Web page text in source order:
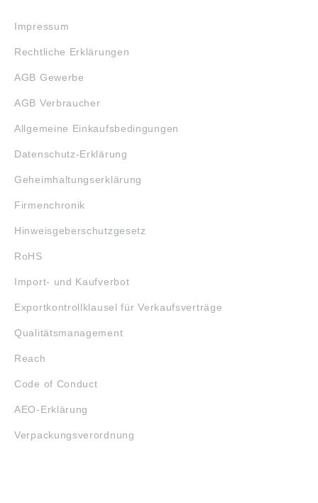
Impressum
Rechtliche Erklärungen
AGB Gewerbe
AGB Verbraucher
Allgemeine Einkaufsbedingungen
Datenschutz-Erklärung
Geheimhaltungserklärung
Firmenchronik
Hinweisgeberschutzgesetz
RoHS
Import- und Kaufverbot
Exportkontrollklausel für Verkaufsverträge
Qualitätsmanagement
Reach
Code of Conduct
AEO-Erklärung
Verpackungsverordnung